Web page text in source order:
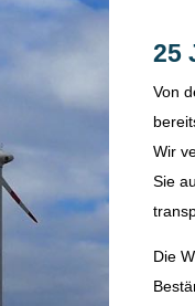
25
Von
Wir
Sie
Die